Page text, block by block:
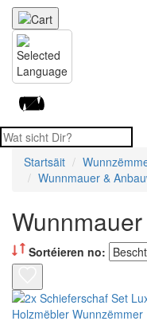
Startsäit
Wunnmauer &
Sortéieren no: